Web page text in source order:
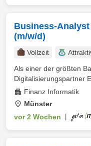
Business-
(m/w/d)
Vollzeit
Als einer der größten
Digitalisierungspartner
Finanz Informatik
Münster
vor 2 Wochen